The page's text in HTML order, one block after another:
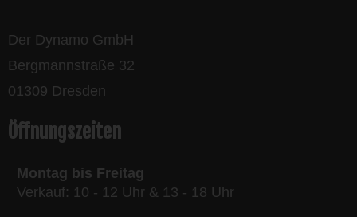
Der Dynamo GmbH
Bergmannstraße 32
01309 Dresden
Öffnungszeiten
Montag bis Freitag
Verkauf: 10 - 12 Uhr & 13 - 18 Uhr